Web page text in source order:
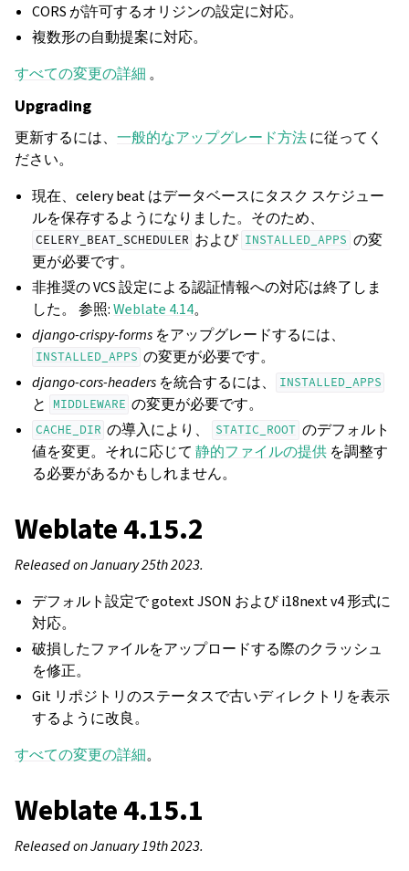
CORS が許可するオリジンの設定に対応。
複数形の自動提案に対応。
すべての変更の詳細 。
Upgrading
更新するには、 一般的なアップグレード方法に従ってく
ださい。
現在、celery beat はデータベースにタスク スケジュー
ルを保存するようになりました。そのため、
CELERY_BEAT_SCHEDULER および INSTALLED_APPS の変
更が必要です。
非推奨の VCS 設定による認証情報への対応は終了しま
した。 参照:Weblate 4.14。
django-crispy-forms をアップグレードするには、
INSTALLED_APPS の変更が必要です。
django-cors-headers を統合するには、 INSTALLED_APPS
と MIDDLEWARE の変更が必要です。
CACHE_DIR の導入により、 STATIC_ROOT のデフォルト
値を変更。それに応じて静的ファイルの提供 を調整す
る必要があるかもしれません。
Weblate 4.15.2
Released on January 25th 2023.
デフォルト設定で gotext JSON および i18next v4 形式に
対応。
破損したファイルをアップロードする際のクラッシュ
を修正。
Git リポジトリのステータスで古いディレクトリを表示
するように改良。
すべての変更の詳細。
Weblate 4.15.1
Released on January 19th 2023.